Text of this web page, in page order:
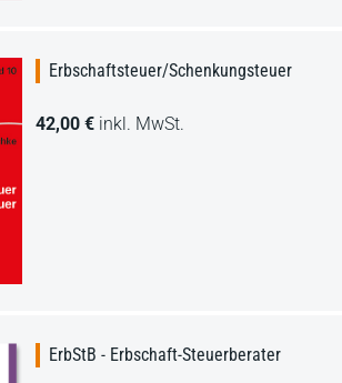
Erbschaftsteuer/Schenkungsteuer
42,00 € inkl. MwSt.
ErbStB - Erbschaft-Steuerberater